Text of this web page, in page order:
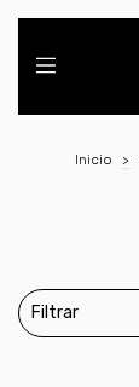
Inicio >
Filtrar